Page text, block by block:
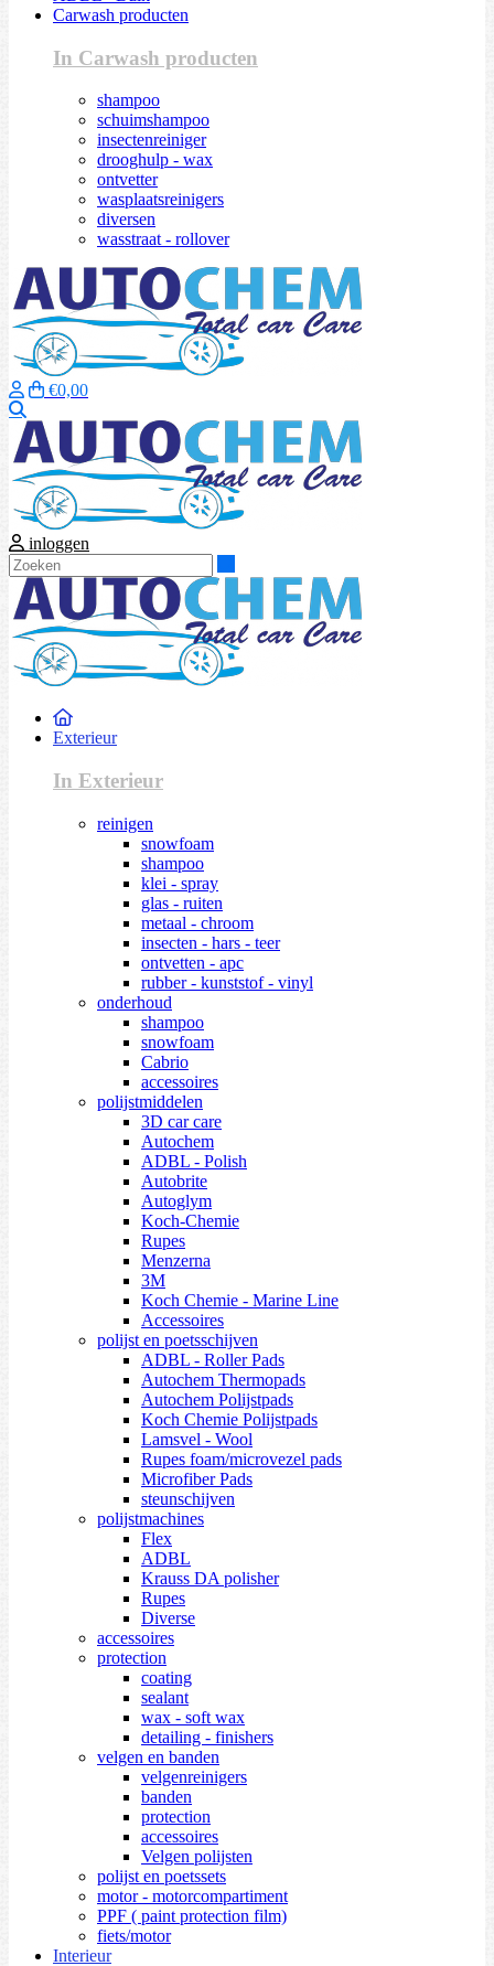
Carwash producten
In Carwash producten
shampoo
schuimshampoo
insectenreiniger
drooghulp - wax
ontvetter
wasplaatsreinigers
diversen
wasstraat - rollover
€0,00
inloggen
Exterieur
In Exterieur
reinigen
snowfoam
shampoo
klei - spray
glas - ruiten
metaal - chroom
insecten - hars - teer
ontvetten - apc
rubber - kunststof - vinyl
onderhoud
shampoo
snowfoam
Cabrio
accessoires
polijstmiddelen
3D car care
Autochem
ADBL - Polish
Autobrite
Autoglym
Koch-Chemie
Rupes
Menzerna
3M
Koch Chemie - Marine Line
Accessoires
polijst en poetsschijven
ADBL - Roller Pads
Autochem Thermopads
Autochem Polijstpads
Koch Chemie Polijstpads
Lamsvel - Wool
Rupes foam/microvezel pads
Microfiber Pads
steunschijven
polijstmachines
Flex
ADBL
Krauss DA polisher
Rupes
Diverse
accessoires
protection
coating
sealant
wax - soft wax
detailing - finishers
velgen en banden
velgenreinigers
banden
protection
accessoires
Velgen polijsten
polijst en poetssets
motor - motorcompartiment
PPF ( paint protection film)
fiets/motor
Interieur